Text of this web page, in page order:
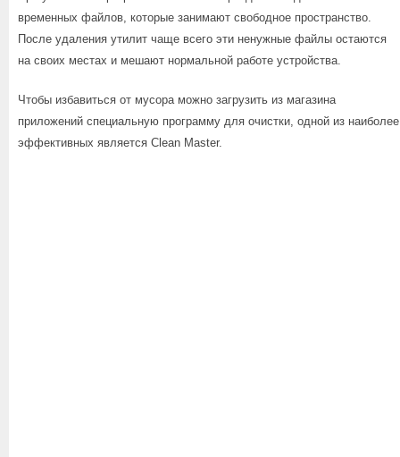
временных файлов, которые занимают свободное пространство.
После удаления утилит чаще всего эти ненужные файлы остаются
на своих местах и мешают нормальной работе устройства.
Чтобы избавиться от мусора можно загрузить из магазина
приложений специальную программу для очистки, одной из наиболее
эффективных является Clean Master.